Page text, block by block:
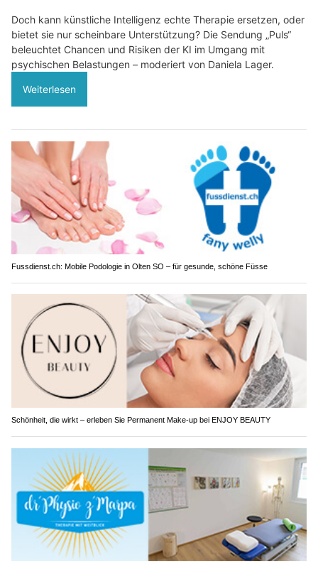
Doch kann künstliche Intelligenz echte Therapie ersetzen, oder
bietet sie nur scheinbare Unterstützung? Die Sendung „Puls“
beleuchtet Chancen und Risiken der KI im Umgang mit
psychischen Belastungen – moderiert von Daniela Lager.
Weiterlesen
Fussdienst.ch: Mobile Podologie in Olten SO – für gesunde, schöne Füsse
Schönheit, die wirkt – erleben Sie Permanent Make-up bei ENJOY BEAUTY